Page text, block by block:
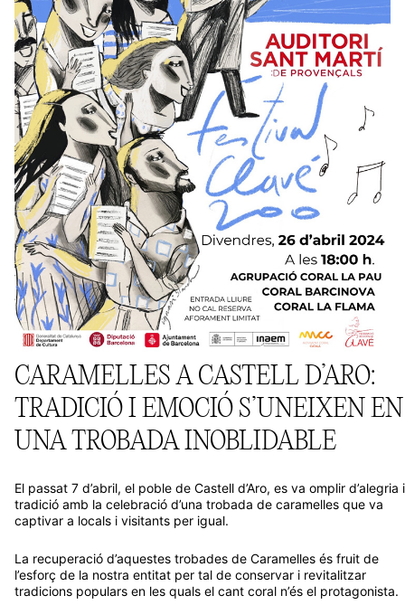
CARAMELLES A CASTELL D’ARO:
TRADICIÓ I EMOCIÓ S’UNEIXEN EN
UNA TROBADA INOBLIDABLE
tradició amb la celebració d’una trobada de caramelles que va
captivar a locals i visitants per igual.
l’esforç de la nostra entitat per tal de conservar i revitalitzar
tradicions populars en les quals el cant coral n’és el protagonista.